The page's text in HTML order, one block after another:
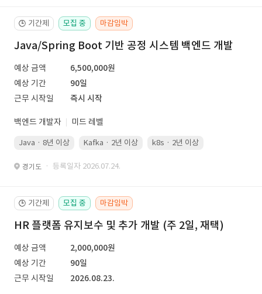
🕒 기간제 모집 중 마감임박
Java/Spring Boot 기반 공정 시스템 백엔드 개발
예상 금액
6,500,000원
예상 기간
90일
근무 시작일
즉시 시작
백엔드 개발자 미드 레벨
Java · 8년 이상 Kafka · 2년 이상 k8s · 2년 이상
경기도 · 등록일자 2026.07.24.
🕒 기간제 모집 중 마감임박
HR 플랫폼 유지보수 및 추가 개발 (주 2일, 재택)
예상 금액
2,000,000원
예상 기간
90일
근무 시작일
2026.08.23.